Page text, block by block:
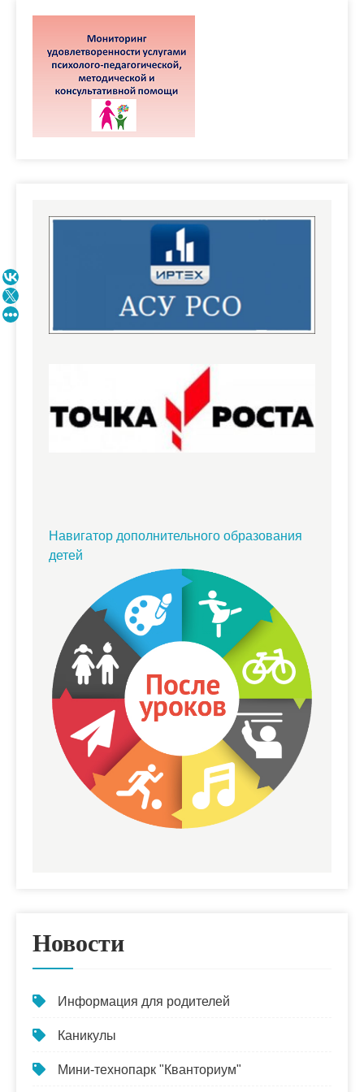
Навигатор дополнительного образования
детей
Новости
Информация для родителей
Каникулы
Мини-технопарк "Кванториум"